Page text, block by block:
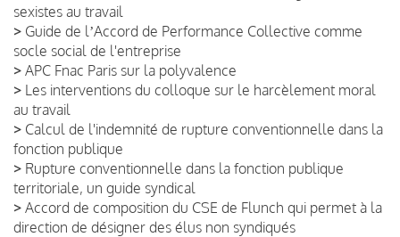
sexistes au travail
> Guide de lʼAccord de Performance Collective comme
socle social de l'entreprise
> APC Fnac Paris sur la polyvalence
> Les interventions du colloque sur le harcèlement moral
au travail
> Calcul de l'indemnité de rupture conventionnelle dans la
fonction publique
> Rupture conventionnelle dans la fonction publique
territoriale, un guide syndical
> Accord de composition du CSE de Flunch qui permet à la
direction de désigner des élus non syndiqués